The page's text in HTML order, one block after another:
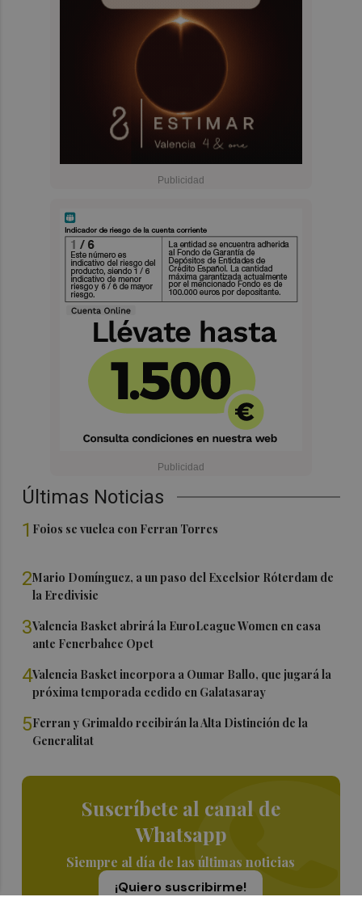
Últimas Noticias
1 Foios se vuelca con Ferran Torres
2Mario Domínguez, a un paso del Excelsior Róterdam de
la Eredivisie
3Valencia Basket abrirá la EuroLeague Women en casa
ante Fenerbahce Opet
4Valencia Basket incorpora a Oumar Ballo, que jugará la
próxima temporada cedido en Galatasaray
5Ferran y Grimaldo recibirán la Alta Distinción de la
Generalitat
Suscríbete al canal de
Whatsapp
Siempre al día de las últimas noticias
¡Quiero suscribirme!